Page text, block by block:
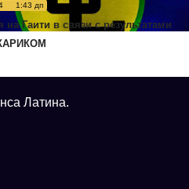
1:43 дп
на Гаити в связи с результатами
Латина.